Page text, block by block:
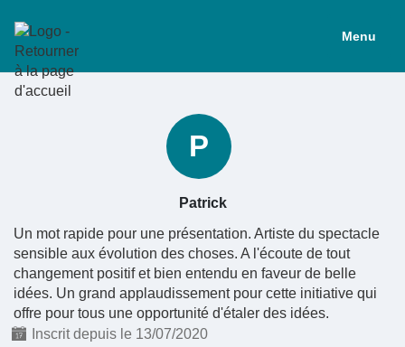
Menu
P
Patrick
Un mot rapide pour une présentation. Artiste du spectacle
sensible aux évolution des choses. A l'écoute de tout
changement positif et bien entendu en faveur de belle
idées. Un grand applaudissement pour cette initiative qui
offre pour tous une opportunité d'étaler des idées.
Inscrit depuis le 13/07/2020